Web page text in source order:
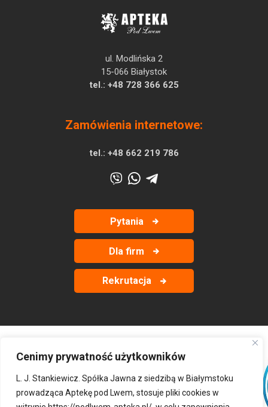
Cenimy prywatność użytkowników
L. J. Stankiewicz. Spółka Jawna z siedzibą w Białymstoku
prowadząca Aptekę pod Lwem, stosuje pliki cookies w
ul. Modlińska 2
15-066 Białystok
tel.: +48 728 366 625
Zamówienia internetowe:
tel.: +48 662 219 786
Pytania
Dla firm
Rekrutacja
‹